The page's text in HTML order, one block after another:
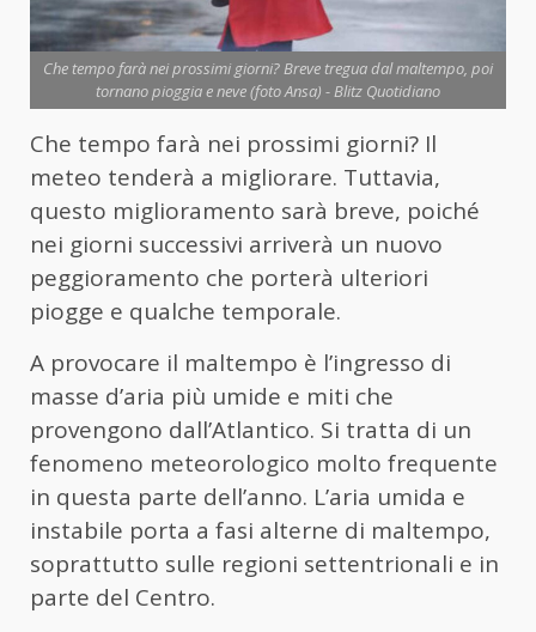
Che tempo farà nei prossimi giorni? Breve tregua dal maltempo, poi
tornano pioggia e neve (foto Ansa) - Blitz Quotidiano
Che tempo farà nei prossimi giorni? Il
meteo tenderà a migliorare. Tuttavia,
questo miglioramento sarà breve, poiché
nei giorni successivi arriverà un nuovo
peggioramento che porterà ulteriori
piogge e qualche temporale.
A provocare il maltempo è l’ingresso di
masse d’aria più umide e miti che
provengono dall’Atlantico. Si tratta di un
fenomeno meteorologico molto frequente
in questa parte dell’anno. L’aria umida e
instabile porta a fasi alterne di maltempo,
soprattutto sulle regioni settentrionali e in
parte del Centro.